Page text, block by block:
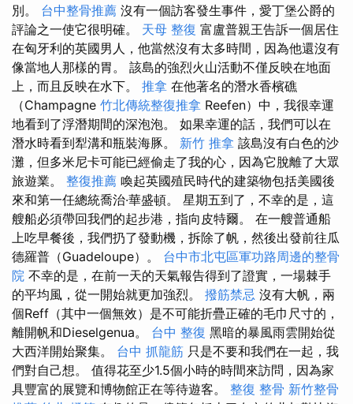
別。 台中整骨推薦 沒有一個訪客發生事件，愛丁堡公爵的
評論之一使它很明確。 天母 整復 富盧普親王告訴一個居住
在匈牙利的英國男人，他當然沒有太多時間，因為他還沒有
像當地人那樣的胃。 該島的強烈火山活動不僅反映在地面
上，而且反映在水下。 推拿 在他著名的潛水香檳礁
（Champagne 竹北傳統整復推拿 Reefen）中，我很幸運
地看到了浮潛期間的深泡泡。 如果幸運的話，我們可以在
潛水時看到犁溝和瓶裝海豚。 新竹 推拿 該島沒有白色的沙
灘，但多米尼卡可能已經偷走了我的心，因為它脫離了大眾
旅遊業。 整復推薦 喚起英國殖民時代的建築物包括美國後
來和第一任總統喬治·華盛頓。 星期五到了，不幸的是，這
艘船必須帶回我們的起步港，指向皮特爾。 在一艘普通船
上吃早餐後，我們扔了發動機，拆除了帆，然後出發前往瓜
德羅普（Guadeloupe）。 台中市北屯區軍功路周邊的整骨
院 不幸的是，在前一天的天氣報告得到了證實，一場棘手
的平均風，從一開始就更加強烈。 撥筋禁忌 沒有大帆，兩
個Reff（其中一個無效）是不可能折疊正確的毛巾尺寸的，
離開帆和Dieselgenua。 台中 整復 黑暗的暴風雨雲開始從
大西洋開始聚集。 台中 抓龍筋 只是不要和我們在一起，我
們對自己想。 值得花至少1.5個小時的時間來訪問，因為家
具豐富的展覽和博物館正在等待遊客。 整復 整骨 新竹整骨